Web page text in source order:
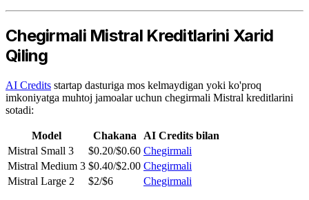
Chegirmali Mistral Kreditlarini Xarid
Qiling
AI Credits startap dasturiga mos kelmaydigan yoki ko'proq
imkoniyatga muhtoj jamoalar uchun chegirmali Mistral kreditlarini
sotadi:
Model Chakana
AI Credits bilan
Mistral Small 3
$0.20/$0.60 Chegirmali
Mistral Medium 3 $0.40/$2.00 Chegirmali
Mistral Large 2
$2/$6 Chegirmali